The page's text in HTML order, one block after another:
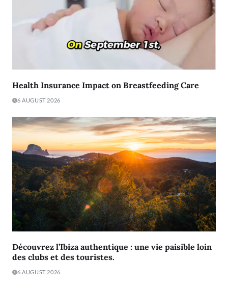
Health Insurance Impact on Breastfeeding Care
6 AUGUST 2026
Découvrez l’Ibiza authentique : une vie paisible loin
des clubs et des touristes.
6 AUGUST 2026